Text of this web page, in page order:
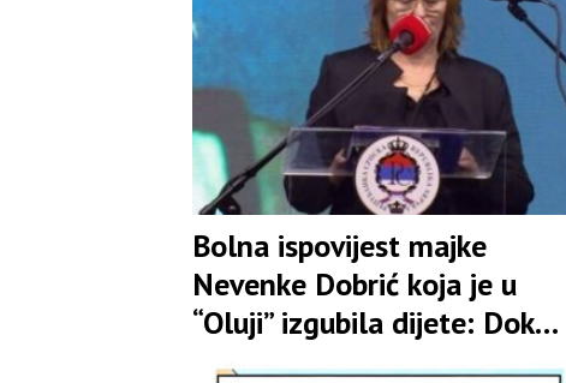
Bolna ispovijest majke
Nevenke Dobrić koja je u
“Oluji” izgubila dijete: Dok
sam živa boriću se za pravdu